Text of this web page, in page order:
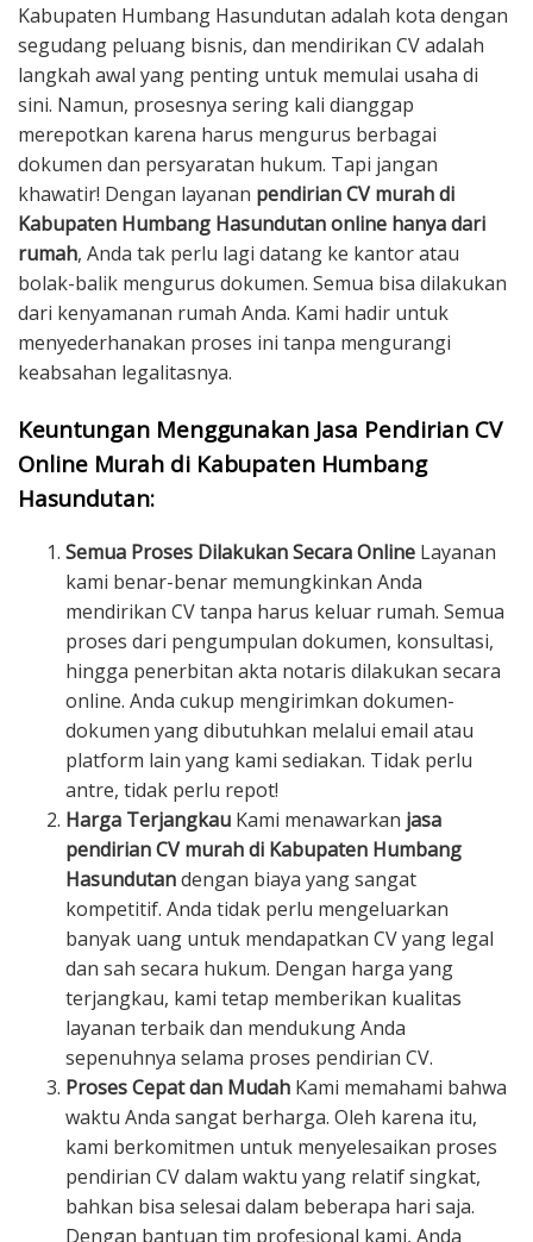
Kabupaten Humbang Hasundutan adalah kota dengan
segudang peluang bisnis, dan mendirikan CV adalah
langkah awal yang penting untuk memulai usaha di
sini. Namun, prosesnya sering kali dianggap
merepotkan karena harus mengurus berbagai
dokumen dan persyaratan hukum. Tapi jangan
khawatir! Dengan layanan pendirian CV murah di
Kabupaten Humbang Hasundutan online hanya dari
rumah, Anda tak perlu lagi datang ke kantor atau
bolak-balik mengurus dokumen. Semua bisa dilakukan
dari kenyamanan rumah Anda. Kami hadir untuk
menyederhanakan proses ini tanpa mengurangi
keabsahan legalitasnya.
Keuntungan Menggunakan Jasa Pendirian CV
Online Murah di Kabupaten Humbang
Hasundutan:
Semua Proses Dilakukan Secara Online Layanan
kami benar-benar memungkinkan Anda
mendirikan CV tanpa harus keluar rumah. Semua
proses dari pengumpulan dokumen, konsultasi,
hingga penerbitan akta notaris dilakukan secara
online. Anda cukup mengirimkan dokumen-
dokumen yang dibutuhkan melalui email atau
platform lain yang kami sediakan. Tidak perlu
antre, tidak perlu repot!
Harga Terjangkau Kami menawarkan jasa
pendirian CV murah di Kabupaten Humbang
Hasundutandengan biaya yang sangat
kompetitif. Anda tidak perlu mengeluarkan
banyak uang untuk mendapatkan CV yang legal
dan sah secara hukum. Dengan harga yang
terjangkau, kami tetap memberikan kualitas
layanan terbaik dan mendukung Anda
sepenuhnya selama proses pendirian CV.
Proses Cepat dan Mudah Kami memahami bahwa
waktu Anda sangat berharga. Oleh karena itu,
kami berkomitmen untuk menyelesaikan proses
pendirian CV dalam waktu yang relatif singkat,
bahkan bisa selesai dalam beberapa hari saja.
Dengan bantuan tim profesional kami, Anda